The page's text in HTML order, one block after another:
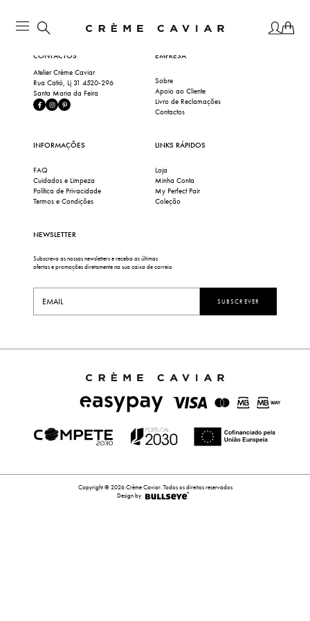
CONTACTOS
Atelier Crème Caviar
Rua Catió, Lj 31 4520-296
Santa Maria da Feira
EMPRESA
Sobre
Apoio ao Cliente
Livro de Reclamações
Contactos
INFORMAÇÕES
FAQ
Cuidados e Limpeza
Política de Privacidade
Termos e Condições
LINKS RÁPIDOS
Loja
Minha Conta
My Perfect Pair
Coleção
NEWSLETTER
Subscreva as nossas newsletters e receba as últimas
ofertas e promoções diretamente na sua caixa de correio
SUBSCREVER
Copyright © 2026 Crème Caviar. Todos os direitos reservados
Design by